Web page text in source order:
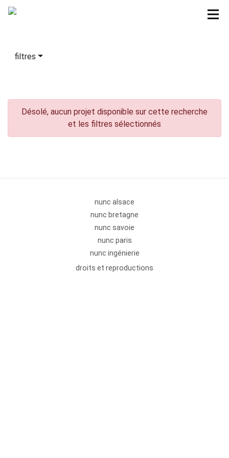
filtres
Désolé, aucun projet disponible sur cette recherche
et les filtres sélectionnés
nunc alsace
nunc bretagne
nunc savoie
nunc paris
nunc ingénierie
droits et reproductions